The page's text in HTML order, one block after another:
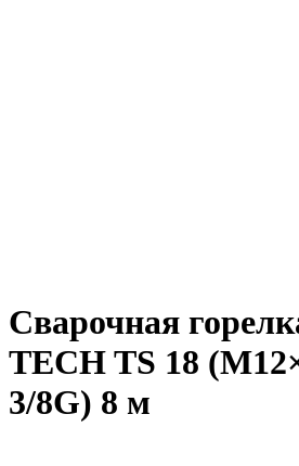
Сварочная
TECH TS 18
3/8G) 8 м